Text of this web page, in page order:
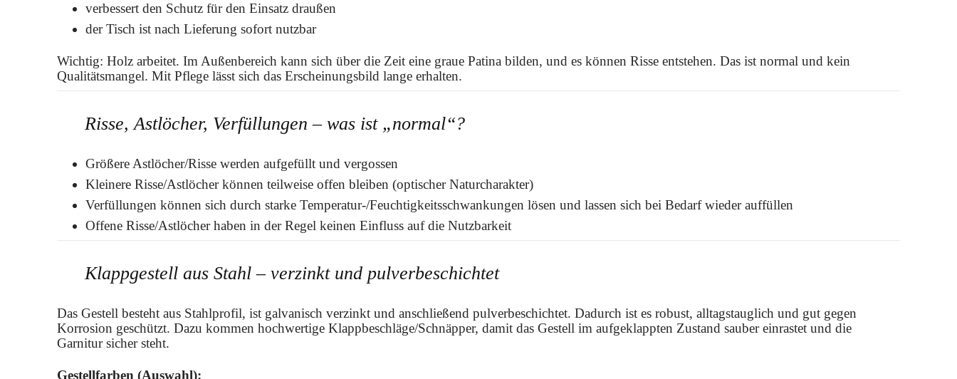
verbessert den Schutz für den Einsatz draußen
der Tisch ist nach Lieferung sofort nutzbar
Wichtig: Holz arbeitet. Im Außenbereich kann sich über die Zeit eine graue Patina bilden, und es können Risse entstehen. Das ist normal und kein
Qualitätsmangel. Mit Pflege lässt sich das Erscheinungsbild lange erhalten.
Risse, Astlöcher, Verfüllungen – was ist „normal“?
Größere Astlöcher/Risse werden aufgefüllt und vergossen
Kleinere Risse/Astlöcher können teilweise offen bleiben (optischer Naturcharakter)
Verfüllungen können sich durch starke Temperatur-/Feuchtigkeitsschwankungen lösen und lassen sich bei Bedarf wieder auffüllen
Offene Risse/Astlöcher haben in der Regel keinen Einfluss auf die Nutzbarkeit
Klappgestell aus Stahl – verzinkt und pulverbeschichtet
Das Gestell besteht aus Stahlprofil, ist galvanisch verzinkt und anschließend pulverbeschichtet. Dadurch ist es robust, alltagstauglich und gut gegen
Korrosion geschützt. Dazu kommen hochwertige Klappbeschläge/Schnäpper, damit das Gestell im aufgeklappten Zustand sauber einrastet und die
Garnitur sicher steht.
Gestellfarben (Auswahl):